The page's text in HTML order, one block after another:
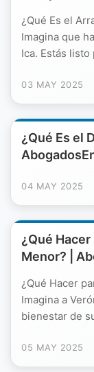
¿Qué Es el
Imagina que
Ica. Estás listo
03 MAY 2025
¿Qué Es el
04 MAY 2025
¿Qué
Menor? |
¿Qué Hacer
Imagina a
bienestar de
05 MAY 2025